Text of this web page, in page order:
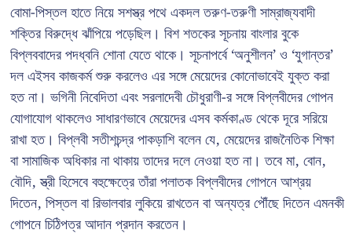
বোমা-পিস্তল হাতে নিয়ে সশস্ত্র পথে একদল তরুণ-তরুণী সাম্রাজ্যবাদী
শক্তির বিরুদ্ধে ঝাঁপিয়ে পড়েছিল। বিশ শতকের সূচনায় বাংলার বুকে
বিপ্লববাদের পদধ্বনি শোনা যেতে থাকে। সূচনাপর্বে ‘অনুশীলন’ ও ‘যুগান্তর’
দল এইসব কাজকর্ম শুরু করলেও এর সঙ্গে মেয়েদের কোনোভাবেই যুক্ত করা
হত না। ভগিনী নিবেদিতা এবং সরলাদেবী চৌধুরাণী-র সঙ্গে বিপ্লবীদের গোপন
যোগাযোগ থাকলেও সাধারণভাবে মেয়েদের এসব কর্মকাণ্ড থেকে দূরে সরিয়ে
রাখা হত। বিপ্লবী সতীশচন্দ্র পাকড়াশি বলেন যে, মেয়েদের রাজনৈতিক শিক্ষা
বা সামাজিক অধিকার না থাকায় তাদের দলে নেওয়া হত না। তবে মা, বোন,
বৌদি, স্ত্রী হিসেবে বহুক্ষেত্রে তাঁরা পলাতক বিপ্লবীদের গোপনে আশ্রয়
দিতেন, পিস্তল বা রিভালবার লুকিয়ে রাখতেন বা অন্যত্র পৌঁছে দিতেন এমনকী
গোপনে চিঠিপত্র আদান প্রদান করতেন।